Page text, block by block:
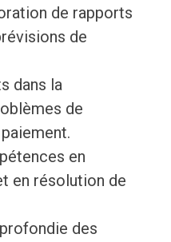
de rapports
de
dans la
de
en
en résolution de
des